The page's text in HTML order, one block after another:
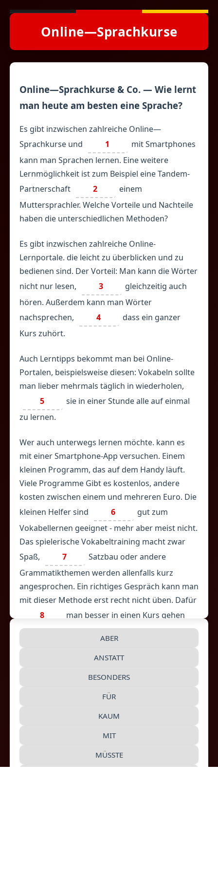
Online—Sprachkurse
Online—Sprachkurse & Co. — Wie lernt
man heute am besten eine Sprache?
Es gibt inzwischen zahlreiche Online—
Sprachkurse und
1
mit Smartphones
kann man Sprachen lernen. Eine weitere
Lernmöglichkeit ist zum Beispiel eine Tandem-
Partnerschaft
2
einem
Muttersprachler. Welche Vorteile und Nachteile
haben die unterschiedlichen Methoden?
Es gibt inzwischen zahlreiche Online-
Lernportale. die leicht zu überblicken und zu
bedienen sind. Der Vorteil: Man kann die Wörter
nicht nur lesen,
3
gleichzeitig auch
hören. Außerdem kann man Wörter
nachsprechen,
4
dass ein ganzer
Kurs zuhört.
Auch Lerntipps bekommt man bei Online-
Portalen, beispielsweise diesen: Vokabeln sollte
man lieber mehrmals täglich in wiederholen,
5
sie in einer Stunde alle auf einmal
zu lernen.
Wer auch unterwegs lernen möchte. kann es
mit einer Smartphone-App versuchen. Einem
kleinen Programm, das auf dem Handy läuft.
Viele Programme Gibt es kostenlos, andere
kosten zwischen einem und mehreren Euro. Die
kleinen Helfer sind
6
gut zum
Vokabellernen geeignet - mehr aber meist nicht.
Das spielerische Vokabeltraining macht zwar
Spaß,
7
Satzbau oder andere
Grammatikthemen werden allenfalls kurz
angesprochen. Ein richtiges Gespräch kann man
mit dieser Methode erst recht nicht üben. Dafür
8
man besser in einen Kurs gehen
oder einen Tandem—Partner suchen.
Ein Tandem-Partner ist ein Muttersprachler, der
die Grammatik erklärt, die Aussprache
verbessert und seinerseits die Muttersprache
des anderen lernen möchte.
Der schnellste Weg,
passenden Tandem-Partner zu finden, ist die
Online-Suche: Muttersprache. Zielsprache und
Wohnort eingeben,
10
werden alle
ABER
ANSTATT
BESONDERS
FÜR
KAUM
MIT
MÜSSTE